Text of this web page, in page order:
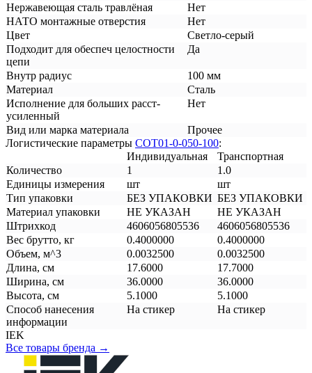
Нержавеющая сталь травлёная
Нет
НАТО монтажные отверстия
Нет
Цвет
Светло-серый
Подходит для обеспеч целостности
цепи
Да
Внутр радиус
100 мм
Материал
Сталь
Исполнение для больших расст-
усиленный
Нет
Вид или марка материала
Прочее
Логистические параметры COT01-0-050-100:
Индивидуальная
Транспортная
Количество
1
1.0
Единицы измерения
шт
шт
Тип упаковки
БЕЗ УПАКОВКИ БЕЗ УПАКОВКИ
Материал упаковки
НЕ УКАЗАН
НЕ УКАЗАН
Штрихкод
4606056805536
4606056805536
Вес брутто, кг
0.4000000
0.4000000
Объем, м^3
0.0032500
0.0032500
Длина, см
17.6000
17.7000
Ширина, см
36.0000
36.0000
Высота, см
5.1000
5.1000
Способ нанесения
информации
На стикер На стикер
IEK
Все товары бренда →